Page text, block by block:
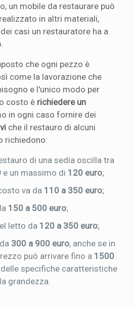
un mobile da restaurare può
in altri materiali,
casi un restauratore ha a
che ogni pezzo è
come la lavorazione che
e l'unico modo per
costo è richiedere un
in ogni caso fornire dei
che il restauro di alcuni
richiedono:
di una sedia oscilla tra
e un massimo di 120 euro;
va da 110 a 350 euro;
150 a 500 euro;
letto da 120 a 350 euro;
300 a 900 euro, anche se in
può arrivare fino a 1500
specifiche caratteristiche
grandezza.